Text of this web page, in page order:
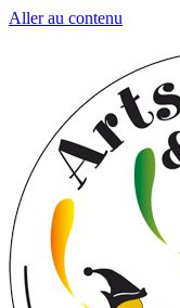
Aller au contenu